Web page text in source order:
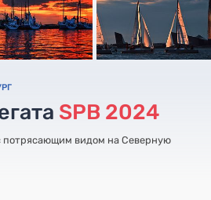
SPB 2024
потрясающим видом на Северную